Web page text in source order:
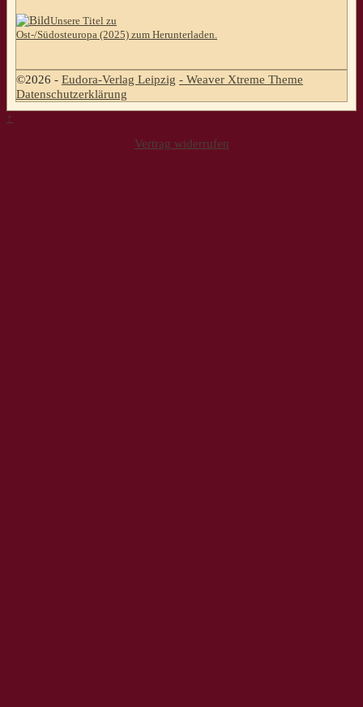
Unsere Titel zu
Ost-/Südosteuropa (2025) zum Herunterladen.
©2026 - Eudora-Verlag Leipzig - Weaver Xtreme Theme
Datenschutzerklärung
↑
Vertrag widerrufen